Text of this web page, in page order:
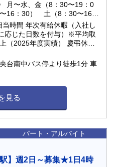
月〜水、金（8：30〜19：0
16：30） 土（8：30〜16：
時間 年次有給休暇（入社し
応じた日数を付与）※平均取
（2025年度実績） 慶弔休
(取得率100%)、介護休暇、生
度（最長9日間、初年度最長5
配偶者の出産2日間、弔事3〜
台南中バス停より徒歩1分 車
見る
パート・アルバイト
駅】週2日～募集★1日4時